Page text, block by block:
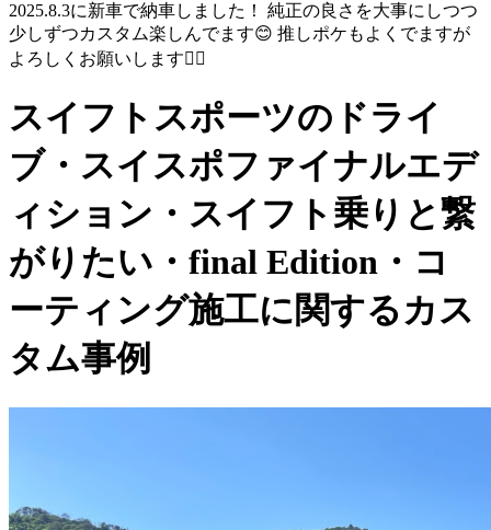
2025.8.3に新車で納車しました！ 純正の良さを大事にしつつ
少しずつカスタム楽しんでます😊 推しポケもよくでますが
よろしくお願いします🙇‍♂️
スイフトスポーツのドライ
ブ・スイスポファイナルエデ
ィション・スイフト乗りと繋
がりたい・final Edition・コ
ーティング施工に関するカス
タム事例